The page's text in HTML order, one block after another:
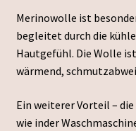
Merinowolle ist
begleitet durch die
Hautgefühl. Die Wolle
wärmend,
Ein weiterer Vorteil –
wie inder